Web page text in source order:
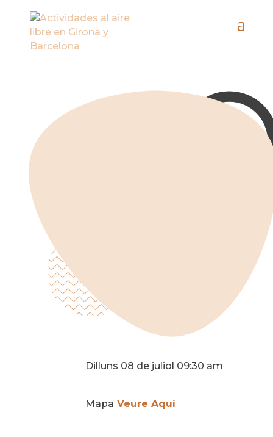
Dilluns 08 de juliol 09:30 am
Mapa Veure Aquí